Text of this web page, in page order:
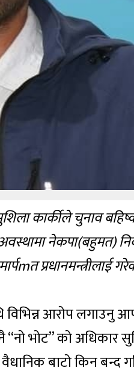
कार्कीले चुनाव
नेकपा(बहुमत)
प्रधानमन्त्रीलाई
आरोप लगाउनु
भोट” को अधिकार
बाटो किन बन्द